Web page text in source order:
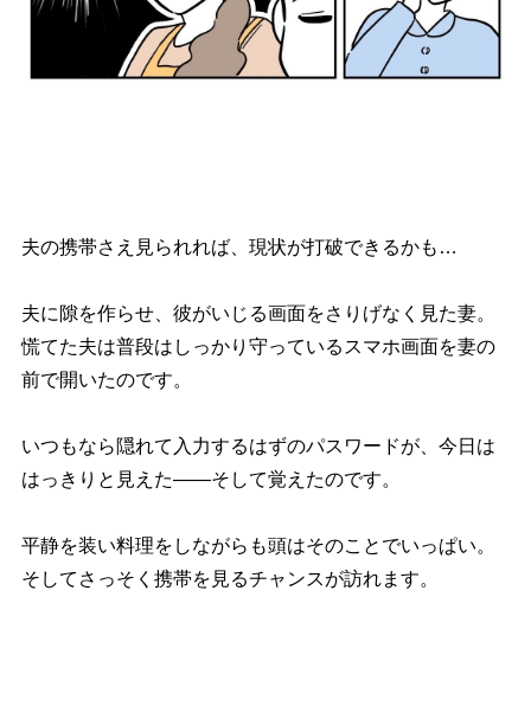
夫の携帯さえ見られれば、現状が打破できるかも…
夫に隙を作らせ、彼がいじる画面をさりげなく見た妻。
慌てた夫は普段はしっかり守っているスマホ画面を妻の
前で開いたのです。
いつもなら隠れて入力するはずのパスワードが、今日は
はっきりと見えた――そして覚えたのです。
平静を装い料理をしながらも頭はそのことでいっぱい。
そしてさっそく携帯を見るチャンスが訪れます。